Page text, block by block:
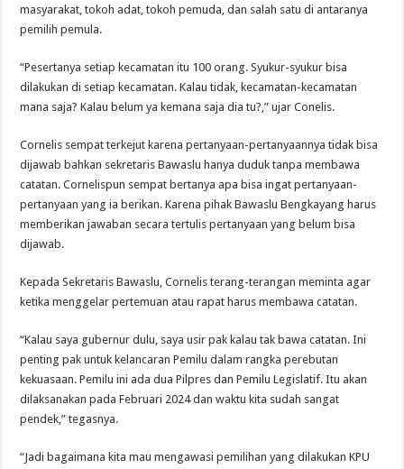
masyarakat, tokoh adat, tokoh pemuda, dan salah satu di antaranya
pemilih pemula.
“Pesertanya setiap kecamatan itu 100 orang. Syukur-syukur bisa
dilakukan di setiap kecamatan. Kalau tidak, kecamatan-kecamatan
mana saja? Kalau belum ya kemana saja dia tu?,” ujar Conelis.
Cornelis sempat terkejut karena pertanyaan-pertanyaannya tidak bisa
dijawab bahkan sekretaris Bawaslu hanya duduk tanpa membawa
catatan. Cornelispun sempat bertanya apa bisa ingat pertanyaan-
pertanyaan yang ia berikan. Karena pihak Bawaslu Bengkayang harus
memberikan jawaban secara tertulis pertanyaan yang belum bisa
dijawab.
Kepada Sekretaris Bawaslu, Cornelis terang-terangan meminta agar
ketika menggelar pertemuan atau rapat harus membawa catatan.
“Kalau saya gubernur dulu, saya usir pak kalau tak bawa catatan. Ini
penting pak untuk kelancaran Pemilu dalam rangka perebutan
kekuasaan. Pemilu ini ada dua Pilpres dan Pemilu Legislatif. Itu akan
dilaksanakan pada Februari 2024 dan waktu kita sudah sangat
pendek,” tegasnya.
“Jadi bagaimana kita mau mengawasi pemilihan yang dilakukan KPU